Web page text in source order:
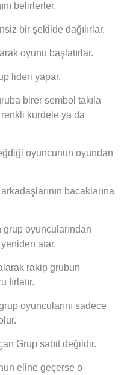
belirlerler.
bir şekilde dağılırlar.
oyunu başlatırlar.
lideri yapar.
birer sembol takıla
kurdele ya da
oyuncunun oyundan
bacaklarına
oyuncularından
atar.
rakip grubun
fırlatır.
oyuncularını sadece
Grup sabit değildir.
eline geçerse o